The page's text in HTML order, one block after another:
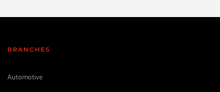
BRANCHES
Automotive